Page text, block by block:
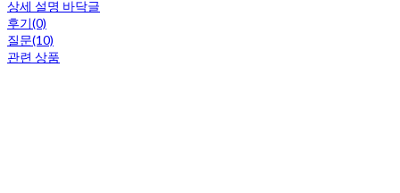
상세 설명 바닥글
후기(0)
질문(10)
관련 상품